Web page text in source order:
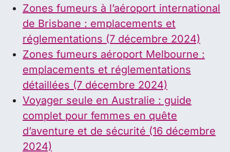
Zones fumeurs à l’aéroport international
de Brisbane : emplacements et
réglementations (7 décembre 2024)
Zones fumeurs aéroport Melbourne :
emplacements et réglementations
détaillées (7 décembre 2024)
Voyager seule en Australie : guide
complet pour femmes en quête
d’aventure et de sécurité (16 décembre
2024)